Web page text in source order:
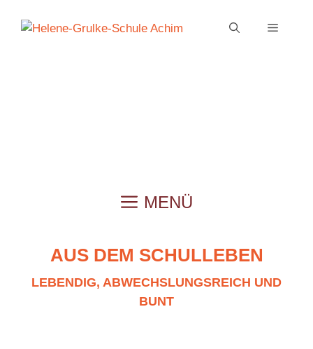
Inhalt
MENÜ
MENÜ
AUS DEM SCHULLEBEN
LEBENDIG, ABWECHSLUNGSREICH UND
BUNT